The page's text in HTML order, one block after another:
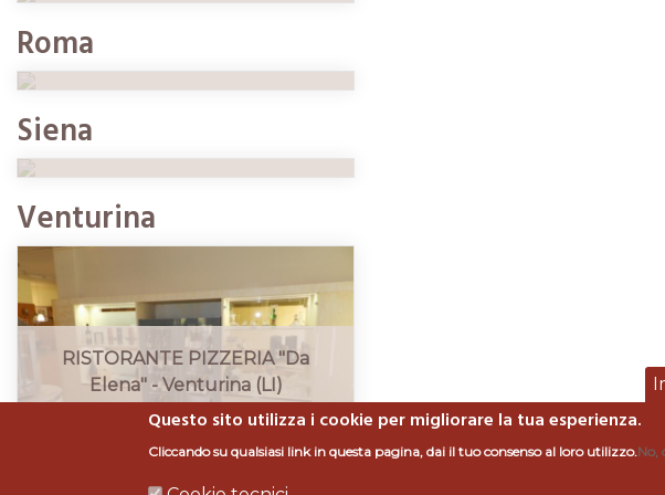
Romaristrutturazione, arredamento
Siena
RISTORANTE HOTEL
progettazione, realizzazione,
Venturina
RISTORANTE PIZZERIA "Da
Elena" - Venturina (LI)
progettazione, ristrutturazione,
arredamento
Questo sito utilizza i cookie per migliorare la tua esperienza.
Cliccando su qualsiasi link in questa pagina, dai il tuo consenso al loro utilizzo.No,